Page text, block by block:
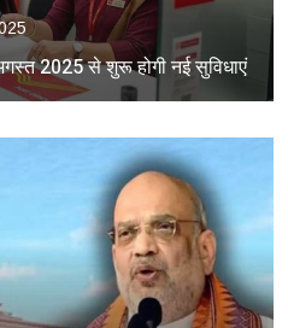
2025 से शुरू होगी नई सुविधाएं